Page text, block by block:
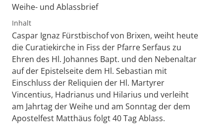
Weihe- und Ablassbrief
Inhalt
Caspar Ignaz Fürstbischof von Brixen, weiht heute
die Curatiekirche in Fiss der Pfarre Serfaus zu
Ehren des Hl. Johannes Bapt. und den Nebenaltar
auf der Epistelseite dem Hl. Sebastian mit
Einschluss der Reliquien der Hl. Martyrer
Vincentius, Hadrianus und Hilarius und verleiht
am Jahrtag der Weihe und am Sonntag der dem
Apostelfest Matthäus folgt 40 Tag Ablass.